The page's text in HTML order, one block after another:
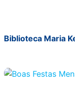
Biblioteca Maria